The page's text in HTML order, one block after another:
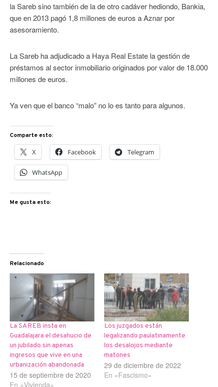
la Sareb sino también de la de otro cadáver hediondo, Bankia,
que en 2013 pagó 1,8 millones de euros a Aznar por
asesoramiento.
La Sareb ha adjudicado a Haya Real Estate la gestión de
préstamos al sector inmobiliario originados por valor de 18.000
millones de euros.
Ya ven que el banco “malo” no lo es tanto para algunos.
Comparte esto:
X Facebook Telegram
WhatsApp
Me gusta esto:
Relacionado
La SAREB insta en
Guadalajara el desahucio de
un jubilado sin apenas
ingresos que vive en una
urbanización abandonada
15 de septiembre de 2020
En «Vivienda»
Los juzgados están
legalizando paulatinamente
los desalojos mediante
matones
29 de diciembre de 2022
En «Fascismo»